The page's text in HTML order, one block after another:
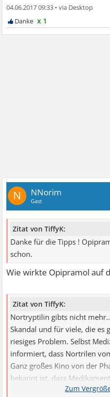
04.06.2017 09:33 •
x 1
N NNorim
Gast
Zitat von TiffyK:
Danke für die Tipps !
schon.
Wie wirkte Opipramol auf
Zitat von TiffyK:
Nortryptilin gibts nicht
Skandal und für viele, die es
riesiges Problem. Selbst
informiert, dass Nortrilen
Ganz großes Kino von der
bekannt ist, dass
werden müssen. Die